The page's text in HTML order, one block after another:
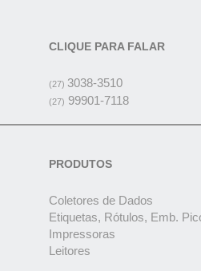
CLIQUE PARA FALAR
(27) 3038-3510
(27) 99901-7118
PRODUTOS
Coletores de Dados
Etiquetas, Rótulos, Emb.
Impressoras
Leitores